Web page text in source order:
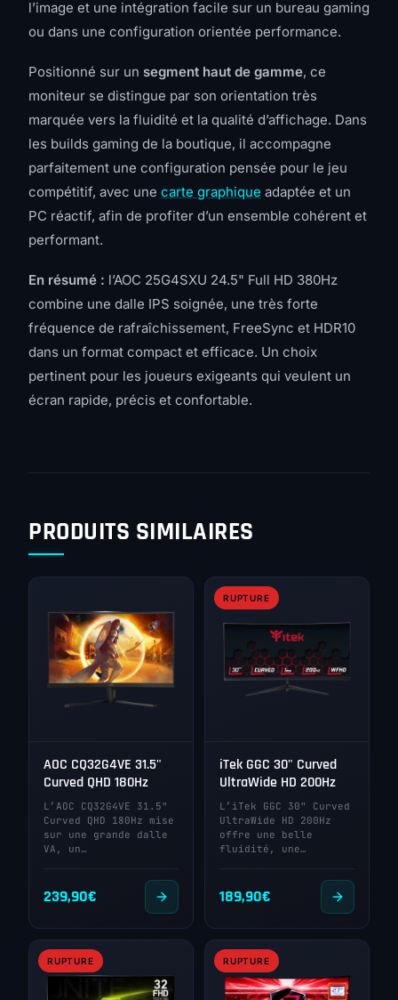
l’image et une intégration facile sur un bureau gaming
ou dans une configuration orientée performance.
Positionné sur un segment haut de gamme, ce
moniteur se distingue par son orientation très
marquée vers la fluidité et la qualité d’affichage. Dans
les builds gaming de la boutique, il accompagne
parfaitement une configuration pensée pour le jeu
compétitif, avec une carte graphique adaptée et un
PC réactif, afin de profiter d’un ensemble cohérent et
performant.
En résumé : l’AOC 25G4SXU 24.5" Full HD 380Hz
combine une dalle IPS soignée, une très forte
fréquence de rafraîchissement, FreeSync et HDR10
dans un format compact et efficace. Un choix
pertinent pour les joueurs exigeants qui veulent un
écran rapide, précis et confortable.
PRODUITS SIMILAIRES
AOC CQ32G4VE 31.5"
Curved QHD 180Hz
L’AOC CQ32G4VE 31.5"
Curved QHD 180Hz mise
sur une grande dalle
VA, un…
239,90€
RUPTURE
iTek GGC 30" Curved
UltraWide HD 200Hz
L’iTek GGC 30" Curved
UltraWide HD 200Hz
offre une belle
fluidité, une…
189,90€
RUPTURE RUPTURE